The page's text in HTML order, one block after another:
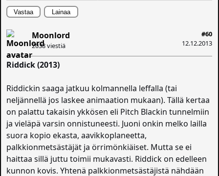
Vastaa Lainaa
#60
12.12.2013
Moonlord
2038 viestiä
Riddick (2013)
Riddickin saaga jatkuu kolmannella leffalla (tai
neljännellä jos laskee animaation mukaan). Tällä kertaa
on palattu takaisin ykkösen eli Pitch Blackin tunnelmiin
ja vieläpä varsin onnistuneesti. Juoni onkin melko lailla
suora kopio ekasta, aavikkoplaneetta,
palkkionmetsästäjät ja örrimönkiäiset. Mutta se ei
haittaa sillä juttu toimii mukavasti. Riddick on edelleen
kunnon kovis. Yhtenä palkkionmetsästäjistä nähdään